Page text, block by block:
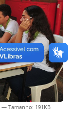
— Tamanho: 191KB